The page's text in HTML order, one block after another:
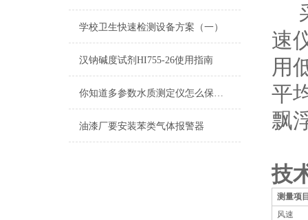
学校卫生快速检测设备方案（一）
汉钠碱度试剂HI755-26使用指南
你知道多参数水质测定仪怎么保养吗？
油漆厂要安装苯类气体报警器
速
用
平
飘
技
测量项
风速